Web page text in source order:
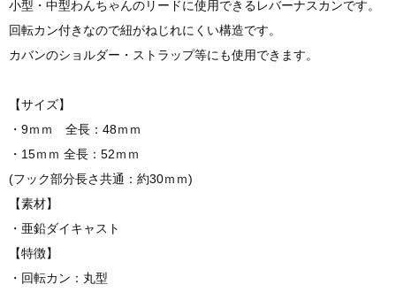
小型・中型わんちゃんのリードに使用できるレバーナスカンです。
回転カン付きなので紐がねじれにくい構造です。
カバンのショルダー・ストラップ等にも使用できます。
【サイズ】
・9ｍｍ 全長：48ｍｍ
・15ｍｍ 全長：52ｍｍ
(フック部分長さ共通：約30ｍｍ)
【素材】
・亜鉛ダイキャスト
【特徴】
・回転カン：丸型